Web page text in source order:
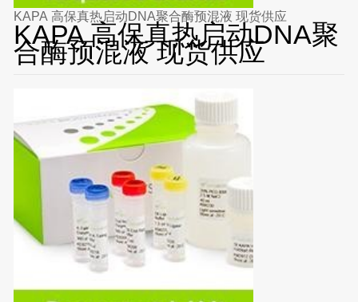
KAPA 高保真热启动DNA聚合酶预混液 现货供应
KAPA 高保真热启动DNA聚
合酶预混液 现货供应